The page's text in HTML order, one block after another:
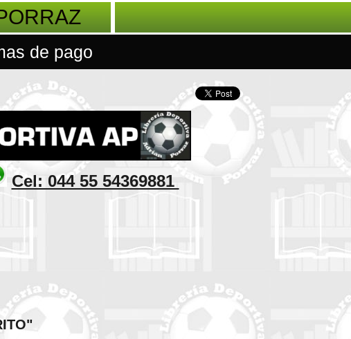
de pago
Cel: 044 55 54369881